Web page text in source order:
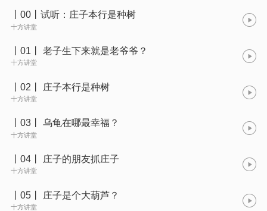
丨00丨试听：庄子本行是种树
十方讲堂
丨01丨 老子生下来就是老爷爷？
十方讲堂
丨02丨 庄子本行是种树
十方讲堂
丨03丨 乌龟在哪最幸福？
十方讲堂
丨04丨 庄子的朋友抓庄子
十方讲堂
丨05丨 庄子是个大葫芦？
十方讲堂